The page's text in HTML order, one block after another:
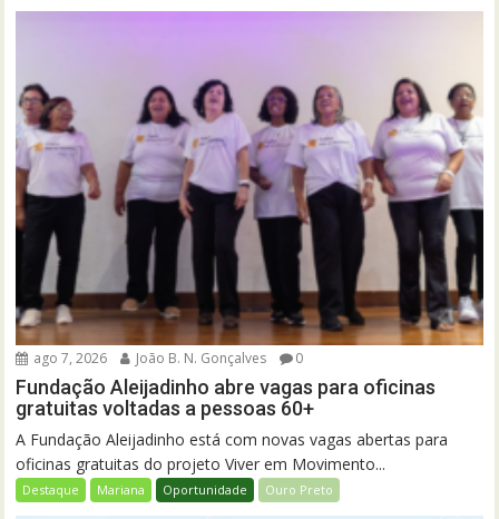
ago 7, 2026 João B. N. Gonçalves 0
Fundação Aleijadinho abre vagas para oficinas
gratuitas voltadas a pessoas 60+
A Fundação Aleijadinho está com novas vagas abertas para
oficinas gratuitas do projeto Viver em Movimento...
Destaque Mariana Oportunidade Ouro Preto